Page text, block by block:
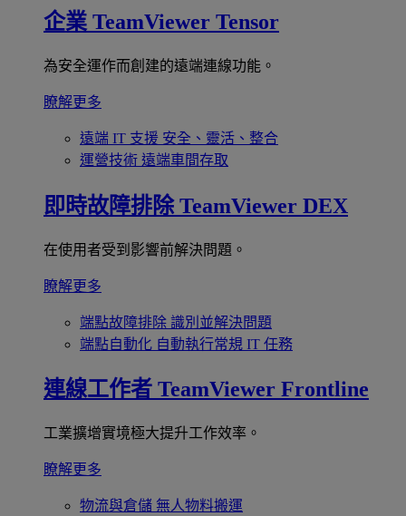
企業 TeamViewer Tensor
為安全運作而創建的遠端連線功能。
瞭解更多
遠端 IT 支援 安全、靈活、整合
運營技術 遠端車間存取
即時故障排除 TeamViewer DEX
在使用者受到影響前解決問題。
瞭解更多
端點故障排除 識別並解決問題
端點自動化 自動執行常規 IT 任務
連線工作者 TeamViewer Frontline
工業擴增實境極大提升工作效率。
瞭解更多
物流與倉儲 無人物料搬運